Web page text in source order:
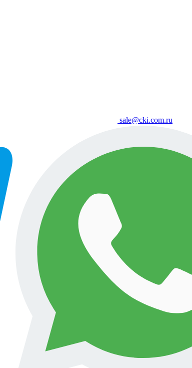
sale@cki.com.ru